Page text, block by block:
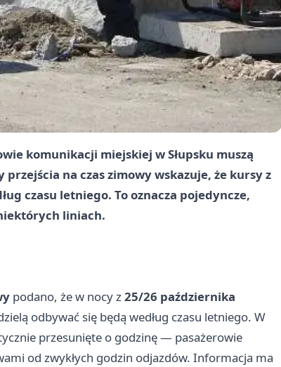
komunikacji miejskiej w Słupsku muszą
na czas zimowy wskazuje, że kursy z
czasu letniego. To oznacza pojedyncze,
liniach.
podano, że w nocy z25/26 października
odbywać się będą według czasu letniego. W
przesunięte o godzinę — pasażerowie
od zwykłych godzin odjazdów. Informacja ma